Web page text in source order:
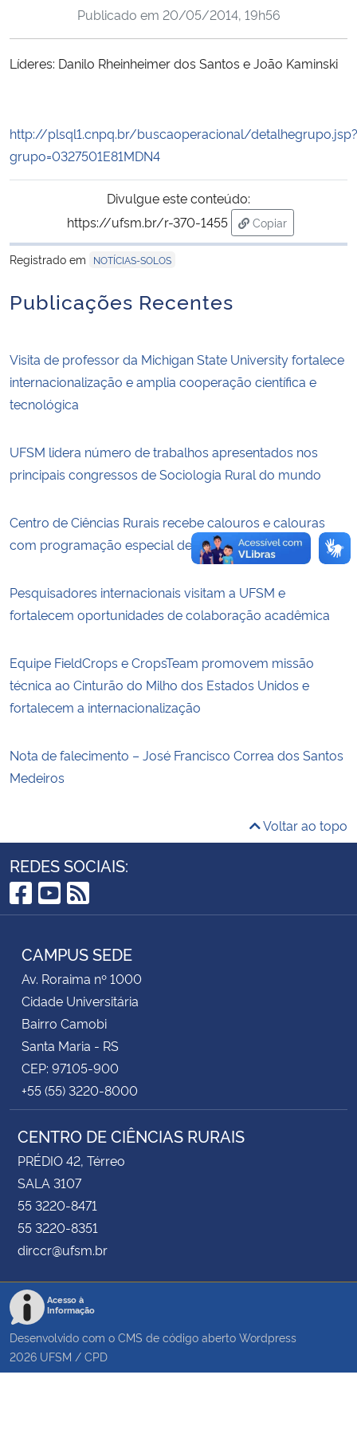
Ministério da Cidadania
Ministério da Ciência, Tecnologia, Inovações e Comunicações
Ministério do Meio Ambiente
Ministério do Turismo
Ministério do Desenvolvimento Regional
Controladoria-Geral da União
Gabinete de Segurança Institucional
Advocacia-Geral da União
Planalto
Publicado em 20/05/2014, 19h56
Líderes: Danilo Rheinheimer dos Santos e João Kaminski
http://plsql1.cnpq.br/buscaoperacional/detalhegrupo.jsp?
grupo=0327501E81MDN4
Divulgue este conteúdo:
https://ufsm.br/r-370-1455
Copiar
para área de
Registrado em
NOTÍCIAS-SOLOS
Publicações Recentes
Visita de professor da Michigan State University fortalece
internacionalização e amplia cooperação científica e
tecnológica
UFSM lidera número de trabalhos apresentados nos
principais congressos de Sociologia Rural do mundo
Centro de Ciências Rurais recebe calouros e calouras
com programação especial de acolhimento
Pesquisadores internacionais visitam a UFSM e
fortalecem oportunidades de colaboração acadêmica
Equipe FieldCrops e CropsTeam promovem missão
técnica ao Cinturão do Milho dos Estados Unidos e
fortalecem a internacionalização
Nota de falecimento – José Francisco Correa dos Santos
Medeiros
Voltar ao topo
REDES SOCIAIS:
Facebook
YouTube
RSS
CAMPUS SEDE
Av. Roraima nº 1000
Cidade Universitária
Bairro Camobi
Santa Maria - RS
CEP: 97105-900
+55 (55) 3220-8000
CENTRO DE CIÊNCIAS RURAIS
PRÉDIO 42, Térreo
SALA 3107
55 3220-8471
55 3220-8351
dirccr@ufsm.br
Acesso à
Informação
Desenvolvido com o CMS de código aberto Wordpress
2026 UFSM / CPD